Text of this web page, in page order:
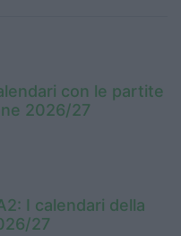
con le partite
2026/27
I calendari della
27